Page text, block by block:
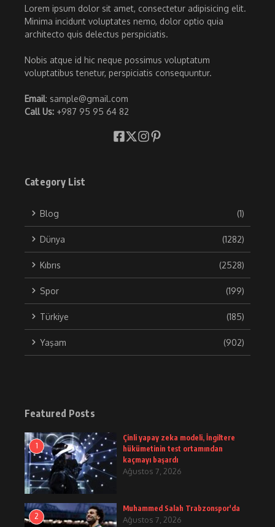
Lorem ipsum dolor sit amet, consectetur adipisicing elit.
Minima incidunt voluptates nemo, dolor optio quia
architecto quis delectus perspiciatis.
Nobis atque id hic neque possimus voluptatum
voluptatibus tenetur, perspiciatis consequuntur.
Email: sample@gmail.com
Call Us: +987 95 95 64 82
Category List
Blog (1)
Dünya (1282)
Kıbrıs (2528)
Spor (199)
Türkiye (185)
Yaşam (902)
Featured Posts
1
Çinli yapay zeka modeli, İngiltere
hükümetinin test ortamından
kaçmayı başardı
Ağustos 7, 2026
2
Muhammed Salah Trabzonspor'da
Ağustos 7, 2026